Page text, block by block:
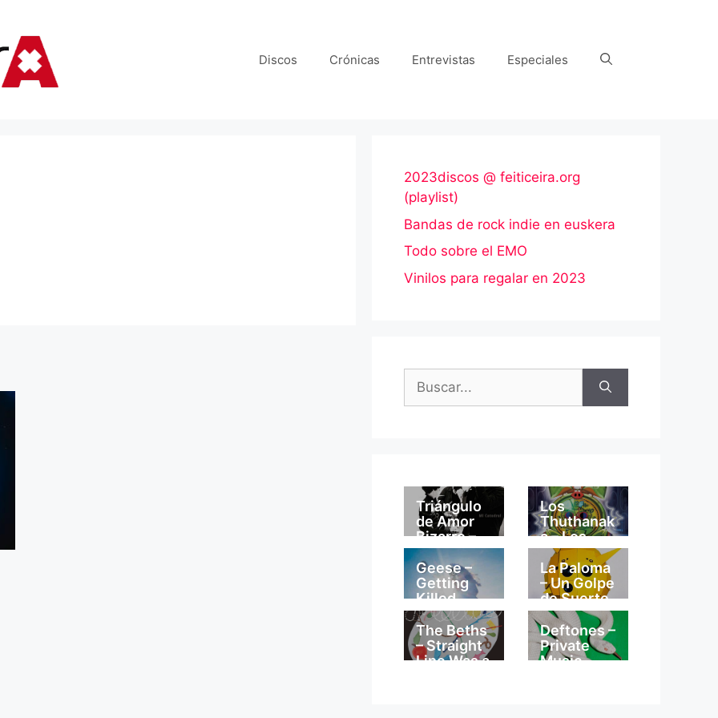
Discos Crónicas Entrevistas Especiales
2023discos @ feiticeira.org
(playlist)
Bandas de rock indie en euskera
Todo sobre el EMO
Vinilos para regalar en 2023
Triángulo
de Amor
Bizarro –
Mi
Catedral
Los
Thuthanak
a – Los
Thuthanak
a
Geese –
Getting
Killed
La Paloma
– Un Golpe
de Suerte
The Beths
– Straight
Line Was a
Deftones –
Private
Music